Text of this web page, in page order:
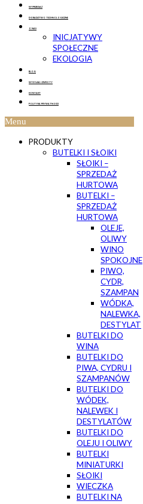
WYPRZEDAŻ
DORADZTWO TECHNOLOGICZNE
O NAS
INICJATYWY
SPOŁECZNE
EKOLOGIA
BLOG
WYSYŁKA I ZWROTY
KONTAKT
POLITYKA PRYWATNOŚCI
Menu
PRODUKTY
BUTELKI I SŁOIKI
SŁOIKI –
SPRZEDAŻ
HURTOWA
BUTELKI –
SPRZEDAŻ
HURTOWA
OLEJE,
OLIWY
WINO
SPOKOJNE
PIWO,
CYDR,
SZAMPAN
WÓDKA,
NALEWKA,
DESTYLAT
BUTELKI DO
WINA
BUTELKI DO
PIWA, CYDRU I
SZAMPANÓW
BUTELKI DO
WÓDEK,
NALEWEK I
DESTYLATÓW
BUTELKI DO
OLEJU I OLIWY
BUTELKI
MINIATURKI
SŁOIKI
WIECZKA
BUTELKI NA